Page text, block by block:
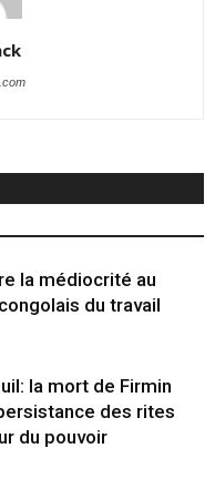
la médiocrité au
du travail
la mort de Firmin
des rites
du pouvoir